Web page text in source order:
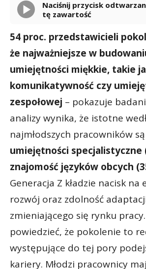
Naciśnij przycisk odtwarzania, aby odsłuchać
tę zawartość
54 proc. przedstawicieli
że najważniejsze w
umiejętności miękkie, takie
komunikatywność czy
zespołowej – pokazuje
analizy wynika, że istotne
najmłodszych pracowników
umiejętności specjalistyczne
znajomość języków obcych
Generacja Z kładzie nacisk na
rozwój oraz zdolność
zmieniającego się rynku
powiedzieć, że pokolenie to
występujące do tej pory
kariery. Młodzi pracownicy